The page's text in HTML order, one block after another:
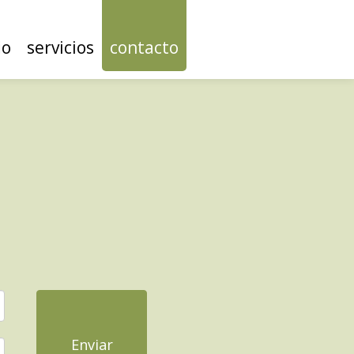
servicios contacto
Enviar